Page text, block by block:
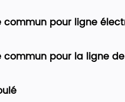
commun pour ligne
commun pour la ligne